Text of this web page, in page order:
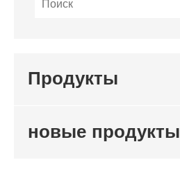
Продукты
новые продукты